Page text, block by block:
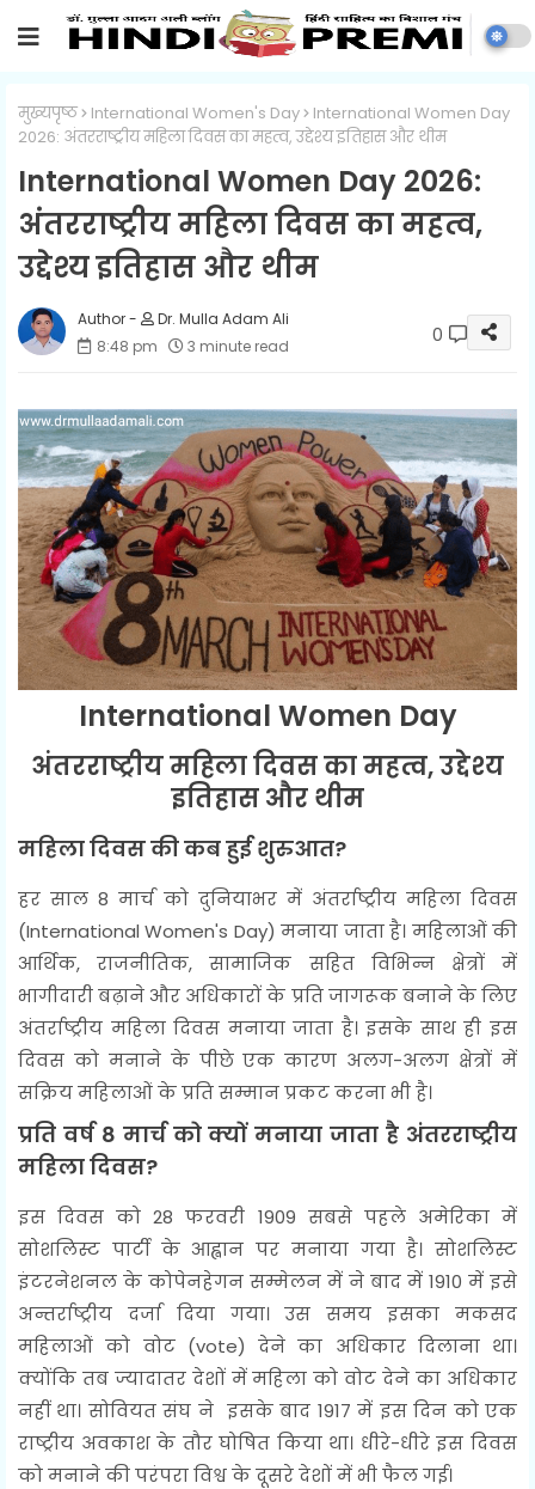
मुख्यपृष्ठ International Women's Day
International Women Day
2026: अंतरराष्ट्रीय महिला दिवस का महत्व, उद्देश्य इतिहास और थीम
International Women Day 2026:
अंतरराष्ट्रीय महिला दिवस का महत्व,
उद्देश्य इतिहास और थीम
Dr. Mulla Adam Ali
8:48 pm
3 minute read 0
International Women Day
अंतरराष्ट्रीय महिला दिवस का महत्व, उद्देश्य
इतिहास और थीम
महिला दिवस की कब हुई शुरुआत?
हर साल 8 मार्च को दुनियाभर में अंतर्राष्ट्रीय महिला दिवस
(International Women's Day) मनाया जाता है। महिलाओं की
आर्थिक, राजनीतिक, सामाजिक सहित विभिन्न क्षेत्रों में
भागीदारी बढ़ाने और अधिकारों के प्रति जागरूक बनाने के लिए
अंतर्राष्ट्रीय महिला दिवस मनाया जाता है। इसके साथ ही इस
दिवस को मनाने के पीछे एक कारण अलग-अलग क्षेत्रों में
सक्रिय महिलाओं के प्रति सम्मान प्रकट करना भी है।
प्रति वर्ष 8 मार्च को क्यों मनाया जाता है अंतरराष्ट्रीय
महिला दिवस?
इस दिवस को 28 फरवरी 1909 सबसे पहले अमेरिका में
सोशलिस्ट पार्टी के आह्वान पर मनाया गया है। सोशलिस्ट
इंटरनेशनल के कोपेनहेगन सम्मेलन में ने बाद में 1910 में इसे
अन्तर्राष्ट्रीय दर्जा दिया गया। उस समय इसका मकसद
महिलाओं को वोट (vote) देने का अधिकार दिलाना था।
क्योंकि तब ज्यादातर देशों में महिला को वोट देने का अधिकार
नहीं था। सोवियत संघ ने इसके बाद 1917 में इस दिन को एक
राष्ट्रीय अवकाश के तौर घोषित किया था। धीरे-धीरे इस दिवस
को मनाने की परंपरा विश्व के दूसरे देशों में भी फैल गई।